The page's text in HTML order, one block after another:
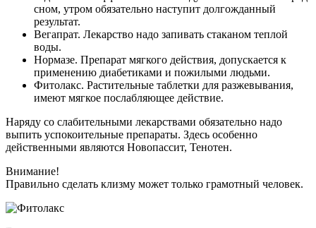
сном, утром обязательно наступит долгожданный
результат.
Вегапрат. Лекарство надо запивать стаканом теплой
воды.
Нормазе. Препарат мягкого действия, допускается к
применению диабетиками и пожилыми людьми.
Фитолакс. Растительные таблетки для разжевывания,
имеют мягкое послабляющее действие.
Наряду со слабительными лекарствами обязательно надо
выпить успокоительные препараты. Здесь особенно
действенными являются Новопассит, Тенотен.
Внимание!
Правильно сделать клизму может только грамотный человек.